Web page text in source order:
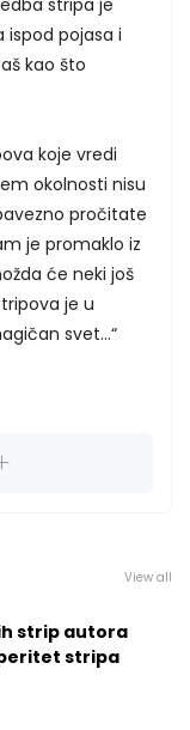
ispod pojasa i
kao što
koje vredi
okolnosti nisu
pročitate
je promaklo iz
će neki još
je u
svet...“
View all
strip autora
stripa